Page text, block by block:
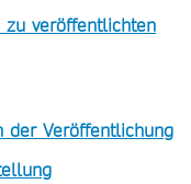
veröffentlichten
der Veröffentlichung